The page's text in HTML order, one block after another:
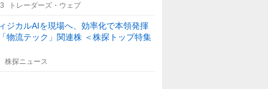
トレーダーズ・ウェブ
ジカルAIを現場へ、効率化で本領発揮
物流テック」関連株 ＜株探トップ特集
株探ニュース